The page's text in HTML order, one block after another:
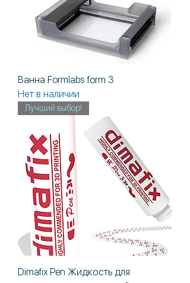
Ванна Formlabs form 3
Нет в наличии
Лучший выбор!
Dimafix Pen Жидкость для